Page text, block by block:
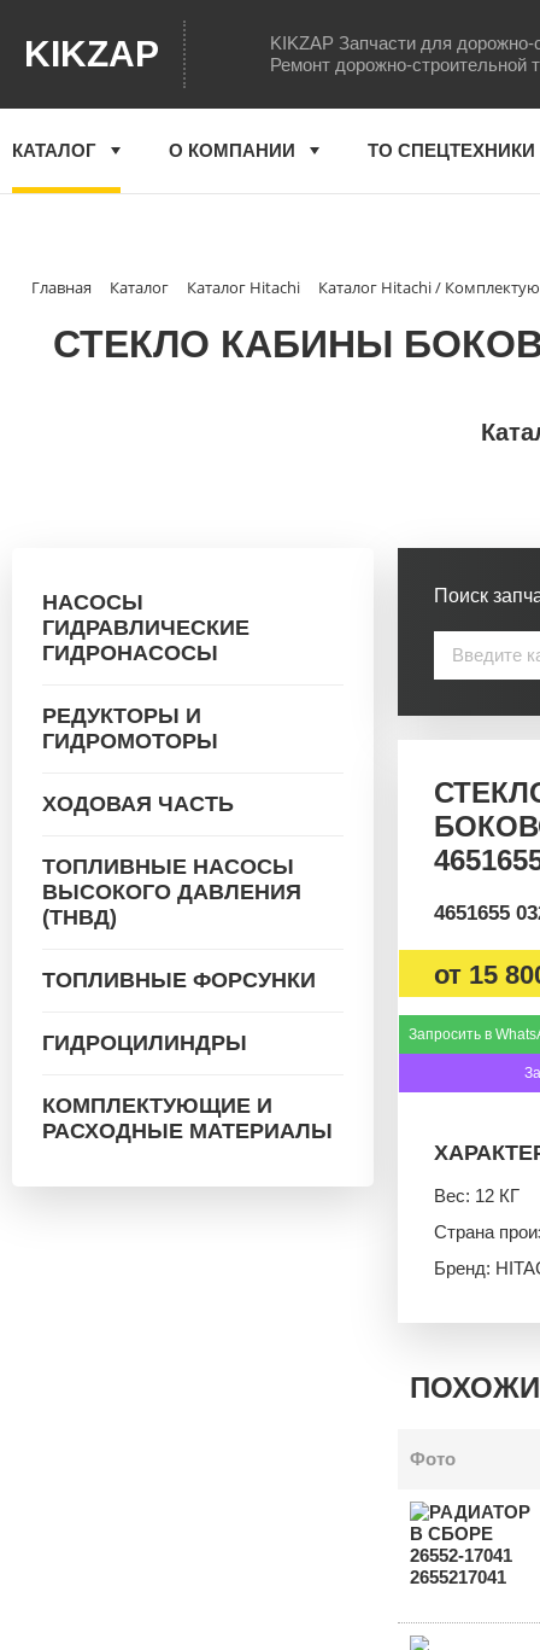
KIKZAP
KIKZAP Запчасти для дорожно-
Ремонт дорожно-строительной
КАТАЛОГ О КОМПАНИИ ТО СПЕЦТЕХНИКИ
Главная Каталог Каталог Hitachi Каталог Hitachi /
СТЕКЛО КАБИНЫ
НАСОСЫ
ГИДРАВЛИЧЕСКИЕ
ГИДРОНАСОСЫ
РЕДУКТОРЫ И
ГИДРОМОТОРЫ
ХОДОВАЯ ЧАСТЬ
ТОПЛИВНЫЕ НАСОСЫ
ВЫСОКОГО ДАВЛЕНИЯ
(ТНВД)
ТОПЛИВНЫЕ ФОРСУНКИ
ГИДРОЦИЛИНДРЫ
КОМПЛЕКТУЮЩИЕ И
РАСХОДНЫЕ МАТЕРИАЛЫ
Поиск
4651655
от 15
Запросить в
Вес: 12 КГ
Страна
Бренд:
Фото